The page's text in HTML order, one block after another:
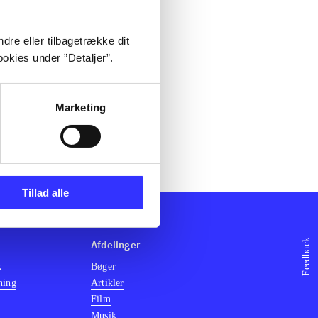
eller tilbagetrække dit
under ”Detaljer”.
Marketing
Tillad alle
Feedback
Afdelinger
Bøger
Artikler
Film
Musik